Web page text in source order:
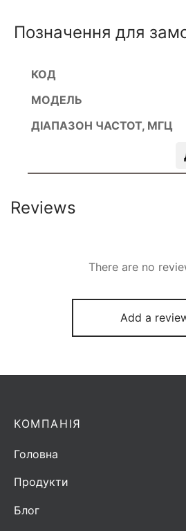
Позначення для
Reviews
There are no
Add a
КОМПАНІЯ
Головна
Продукти
Блог